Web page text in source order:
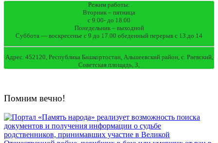
Режим работы:
Вторник – пятница
с 9.00- до 18.00
Понедельник – выходной
Суббота — воскресенье с 9 до 17.00 обеденный перерыв с 13.до 14
Адрес. 452120, Республика Башкортостан, Альшеевский район, с. Раевский,
Советская площадь, 3,
Помним вечно!